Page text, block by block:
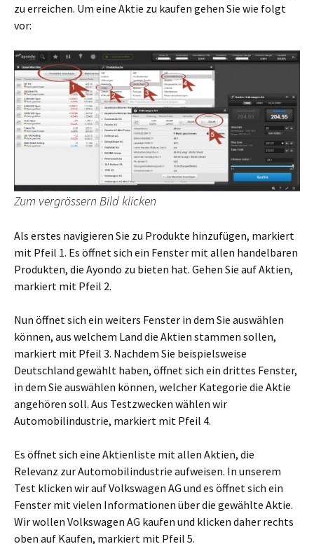
zu erreichen. Um eine Aktie zu kaufen gehen Sie wie folgt
vor:
Zum vergrössern Bild klicken
Als erstes navigieren Sie zu Produkte hinzufügen, markiert
mit Pfeil 1. Es öffnet sich ein Fenster mit allen handelbaren
Produkten, die Ayondo zu bieten hat. Gehen Sie auf Aktien,
markiert mit Pfeil 2.
Nun öffnet sich ein weiters Fenster in dem Sie auswählen
können, aus welchem Land die Aktien stammen sollen,
markiert mit Pfeil 3. Nachdem Sie beispielsweise
Deutschland gewählt haben, öffnet sich ein drittes Fenster,
in dem Sie auswählen können, welcher Kategorie die Aktie
angehören soll. Aus Testzwecken wählen wir
Automobilindustrie, markiert mit Pfeil 4.
Es öffnet sich eine Aktienliste mit allen Aktien, die
Relevanz zur Automobilindustrie aufweisen. In unserem
Test klicken wir auf Volkswagen AG und es öffnet sich ein
Fenster mit vielen Informationen über die gewählte Aktie.
Wir wollen Volkswagen AG kaufen und klicken daher rechts
oben auf Kaufen, markiert mit Pfeil 5.